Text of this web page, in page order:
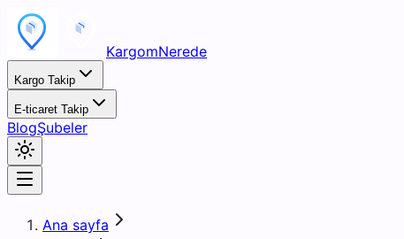
KargomNerede
Kargo Takip
E-ticaret Takip
BlogŞubeler
Ana sayfa